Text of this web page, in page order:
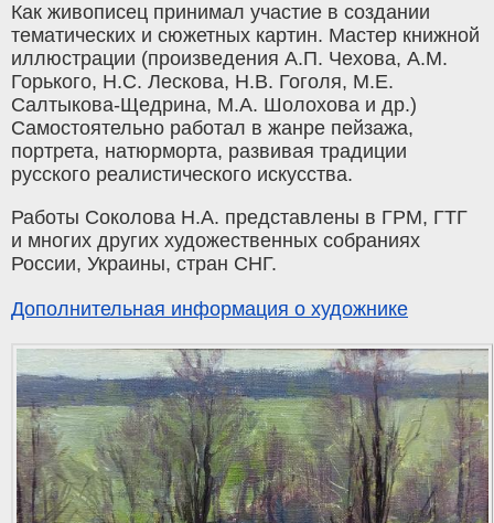
Как живописец принимал участие в создании
тематических и сюжетных картин. Мастер книжной
иллюстрации (произведения А.П. Чехова, А.М.
Горького, Н.С. Лескова, Н.В. Гоголя, М.Е.
Салтыкова-Щедрина, М.А. Шолохова и др.)
Самостоятельно работал в жанре пейзажа,
портрета, натюрморта, развивая традиции
русского реалистического искусства.
Работы Соколова Н.А. представлены в ГРМ, ГТГ
и многих других художественных собраниях
России, Украины, стран СНГ.
Дополнительная информация о художнике